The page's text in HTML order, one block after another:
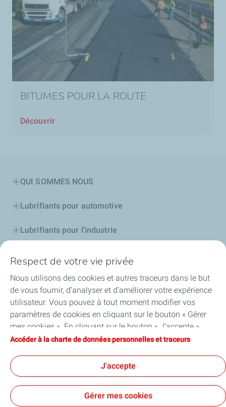
BITUMES POUR LA ROUTE
Découvrir
QUI SOMMES NOUS
Lubrifiants pour automotive
Lubrifiants pour l'industrie
Bitumes
Services
Aide et Conseils
Respect de votre vie privée
Nous utilisons des cookies et autres traceurs dans le but
de vous fournir, d’analyser et d’améliorer votre expérience
utilisateur. Vous pouvez à tout moment modifier vos
paramètres de cookies en cliquant sur le bouton « Gérer
mes cookies ». En cliquant sur le bouton « J’accepte »,
vous acceptez le dépôt de l’ensemble des cookies. Dans le
techniques nécessaires au bon fonctionnement du site
seront utilisés. Pour plus d’informations, vous pouvez
consulter la page « Charte de données personnelles et
traceurs ».
Accéder à la charte de données personnelles et traceurs
J'accepte
Gérer mes cookies